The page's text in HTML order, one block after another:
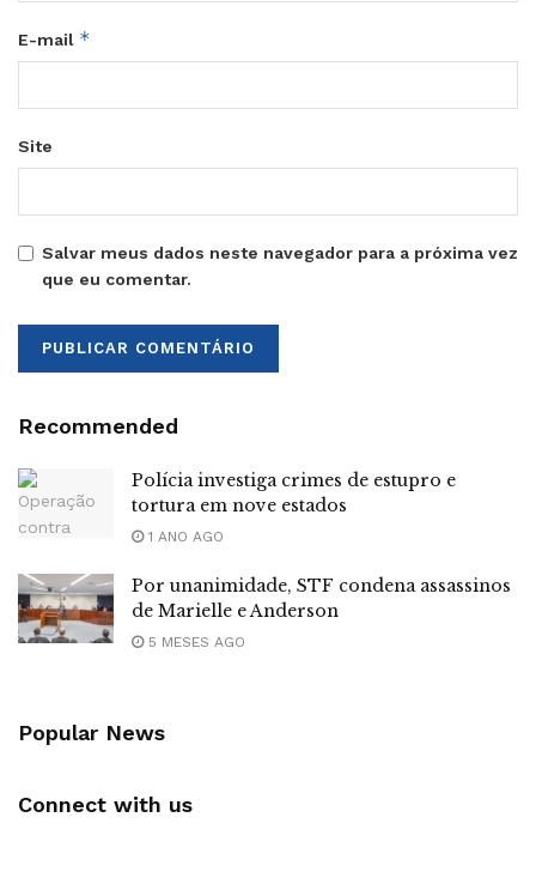
E-mail *
Site
Salvar meus dados neste navegador para a próxima vez
que eu comentar.
Recommended
Polícia investiga crimes de estupro e
tortura em nove estados
1 ANO AGO
Por unanimidade, STF condena assassinos
de Marielle e Anderson
5 MESES AGO
Popular News
Connect with us